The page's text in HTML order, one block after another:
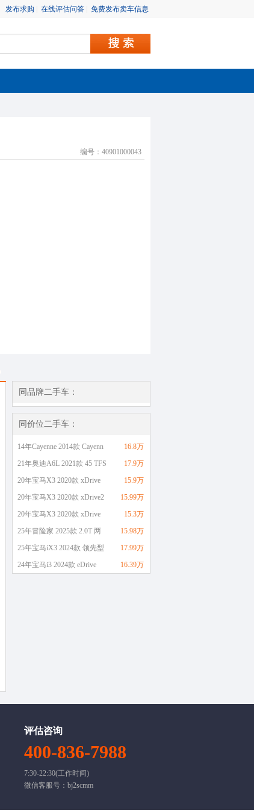
发布求购 在线评估问答 免费发布卖车信息
编号：40901000043
同品牌二手车：
同价位二手车：
14年Cayenne 2014款 Cayenn
16.8万
21年奥迪A6L 2021款 45 TFS
17.9万
20年宝马X3 2020款 xDrive
15.9万
20年宝马X3 2020款 xDrive2
15.99万
20年宝马X3 2020款 xDrive
15.3万
25年冒险家 2025款 2.0T 两
15.98万
25年宝马iX3 2024款 领先型
17.99万
24年宝马i3 2024款 eDrive
16.39万
评估咨询
400-836-7988
7:30-22:30(工作时间)
微信客服号：bj2scmm